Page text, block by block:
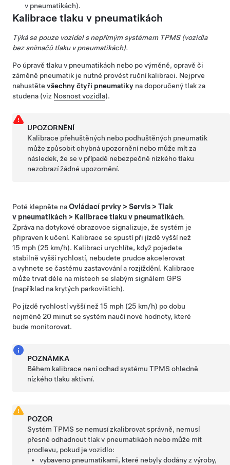
v pneumatikách).
Kalibrace tlaku v pneumatikách
Týká se pouze vozidel s nepřímým systémem TPMS (vozidla
bez snímačů tlaku v pneumatikách).
Po úpravě tlaku v pneumatikách nebo po výměně, opravě či
záměně pneumatik je nutné provést ruční kalibraci. Nejprve
nahustěte všechny čtyři pneumatiky na doporučený tlak za
studena (viz Nosnost vozidla).
UPOZORNĚNÍ
Kalibrace přehuštěných nebo podhuštěných pneumatik
může způsobit chybná upozornění nebo může mít za
následek, že se v případě nebezpečně nízkého tlaku
nezobrazí žádné upozornění.
Poté klepněte naOvládací prvky > Servis > Tlak
v pneumatikách > Kalibrace tlaku v pneumatikách.
Zpráva na dotykové obrazovce signalizuje, že systém je
připraven k učení. Kalibrace se spustí při jízdě vyšší než
15 mph (25 km/h). Kalibraci urychlíte, když pojedete
stabilně vyšší rychlostí, nebudete prudce akcelerovat
a vyhnete se častému zastavování a rozjíždění. Kalibrace
může trvat déle na místech se slabým signálem GPS
(například na krytých parkovištích).
Po jízdě rychlostí vyšší než 15 mph (25 km/h) po dobu
nejméně 20 minut se systém naučí nové hodnoty, které
bude monitorovat.
POZNÁMKA
Během kalibrace není odhad systému TPMS ohledně
nízkého tlaku aktivní.
POZOR
Systém TPMS se nemusí zkalibrovat správně, nemusí
přesně odhadnout tlak v pneumatikách nebo může mít
prodlevu, pokud je vozidlo:
vybaveno pneumatikami, které nebyly dodány z výroby,